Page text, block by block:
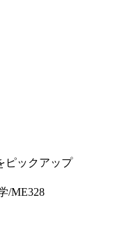
ピックアップ
/ME328